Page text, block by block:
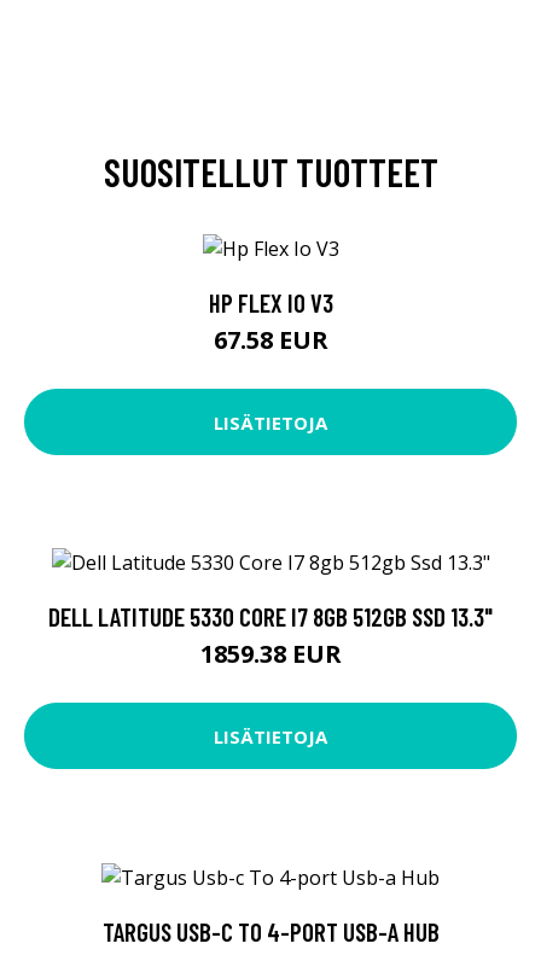
SUOSITELLUT TUOTTEET
HP FLEX IO V3
67.58 EUR
LISÄTIETOJA
DELL LATITUDE 5330 CORE I7 8GB 512GB SSD 13.3"
1859.38 EUR
LISÄTIETOJA
TARGUS USB-C TO 4-PORT USB-A HUB